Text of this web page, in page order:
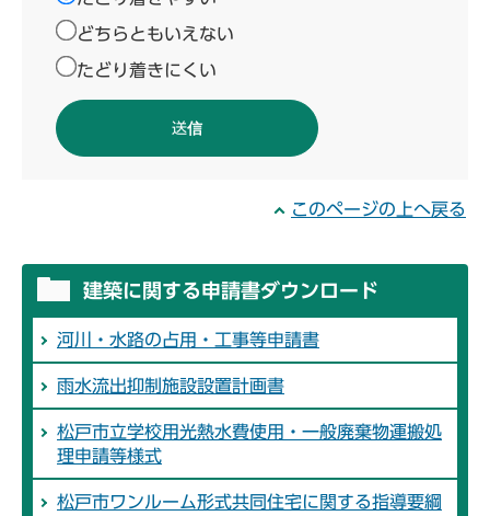
どちらともいえない
たどり着きにくい
このページの上へ戻る
建築に関する申請書ダウンロード
河川・水路の占用・工事等申請書
雨水流出抑制施設設置計画書
松戸市立学校用光熱水費使用・一般廃棄物運搬処
理申請等様式
松戸市ワンルーム形式共同住宅に関する指導要綱